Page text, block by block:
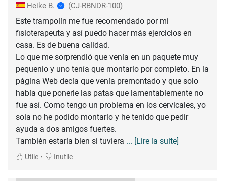
Heike B. (CJ-RBNDR-100)
Este trampolín me fue recomendado por mi
fisioterapeuta y así puedo hacer más ejercicios en
casa. Es de buena calidad.
Lo que me sorprendió que venía en un paquete muy
pequenio y uno tenía que montarlo por completo. En la
página Web decía que venía premontado y que solo
había que ponerle las patas que lamentablemente no
fue así. Como tengo un problema en los cervicales, yo
sola no he podido montarlo y he tenido que pedir
ayuda a dos amigos fuertes.
También estaría bien si tuviera ... [Lire la suite]
Utile • Inutile